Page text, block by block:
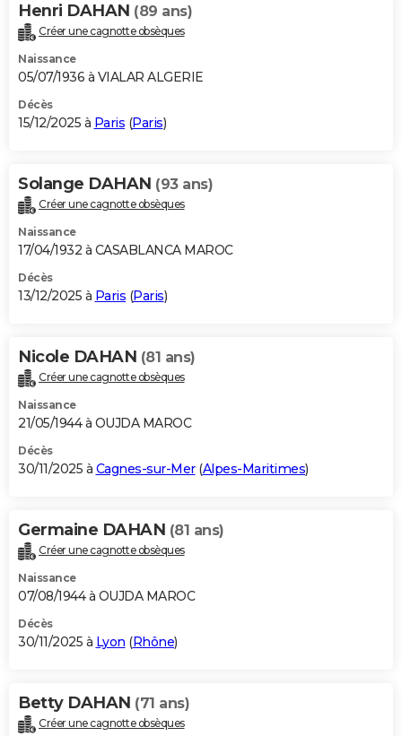
Henri DAHAN (89 ans)
Créer une cagnotte obsèques
Naissance
05/07/1936 à VIALAR ALGERIE
Décès
15/12/2025 à Paris (Paris)
Solange DAHAN (93 ans)
Créer une cagnotte obsèques
Naissance
17/04/1932 à CASABLANCA MAROC
Décès
13/12/2025 à Paris (Paris)
Nicole DAHAN (81 ans)
Créer une cagnotte obsèques
Naissance
21/05/1944 à OUJDA MAROC
Décès
30/11/2025 à Cagnes-sur-Mer(Alpes-Maritimes)
Germaine DAHAN (81 ans)
Créer une cagnotte obsèques
Naissance
07/08/1944 à OUJDA MAROC
Décès
30/11/2025 à Lyon (Rhône)
Betty DAHAN (71 ans)
Créer une cagnotte obsèques